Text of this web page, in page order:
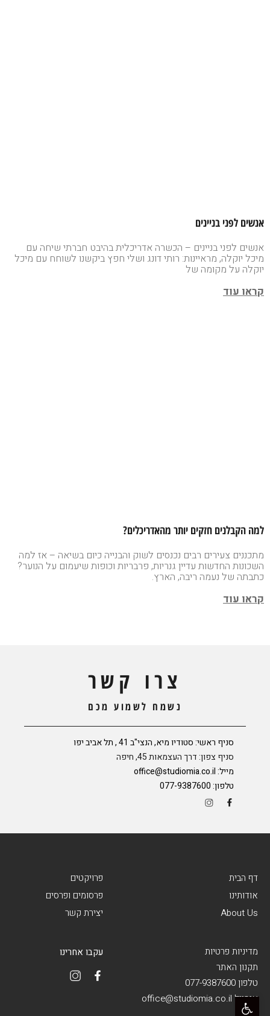
פתח סרגל נגישות
אנשים לפני בניינים
אנשים לפני בניינים – הכשרה אדריכלית בהיבט חברתי שיחה עם
מיכל יוקלה, מראיינות: רותי דונג ושלי חפץ ביקשנו לשוחח עם מיכל
יוקלה על מקומה של
קראו עוד
למה הקבלנים חזקים יותר מהאדריכלים?
מתכננים צעירים רבים נכנסים לשוק והבנייה כיום בשיאה – אז למה
השכונות החדשות עדיין גנריות, פרבריות וכופות שיעמום על הנוער?
כתבתה של נעמה ריבה, הארץ.
קראו עוד
צרו קשר
נשמח לשמוע מכם
סניף ראשי: סטודיו מיא, הנצי"ב 41 , תל אביב יפו
סניף צפון: דרך העצמאות 45, חיפה
מייל:office@studiomia.co.il
טלפון:077-9387600
דף הבית
אודותינו
About Us
פרויקטים
פרסומים ופרסים
יצירת קשר
מדיניות פרטיות
תקנון האתר
טלפון 077-9387600
אימייל office@studiomia.co.il
עקבו אחרינו